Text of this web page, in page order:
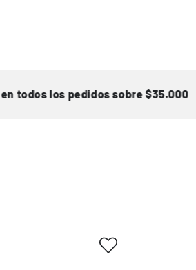
los pedidos sobre $35.000